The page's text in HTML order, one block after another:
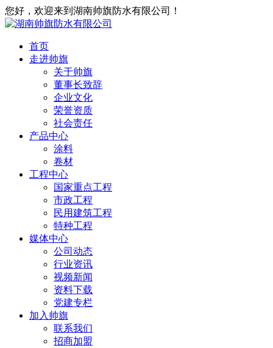
您好，欢迎来到湖南帅旗防水有限公司！
首页
走进帅旗
关于帅旗
董事长致辞
企业文化
荣誉资质
社会责任
产品中心
涂料
卷材
工程中心
国家重点工程
市政工程
民用建筑工程
特种工程
媒体中心
公司动态
行业资讯
视频新闻
资料下载
党建专栏
加入帅旗
联系我们
招商加盟